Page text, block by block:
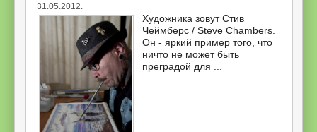
31.05.2012.
Художника зовут Стив
Чеймберс / Steve Chambers.
Он - яркий пример того, что
ничто не может быть
преградой для ...